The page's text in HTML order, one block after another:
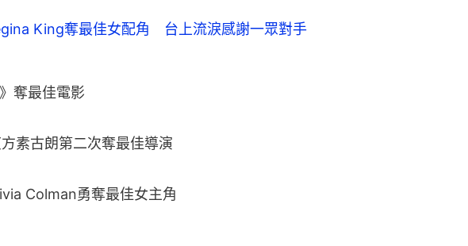
King奪最佳女配角 台上流淚感謝一眾對手
奪最佳電影
素古朗第二次奪最佳導演
Colman勇奪最佳女主角